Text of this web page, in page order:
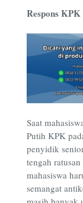
Respons KPK
Saat
Putih KPK
penyidik
tengah
mahasiswa
semangat